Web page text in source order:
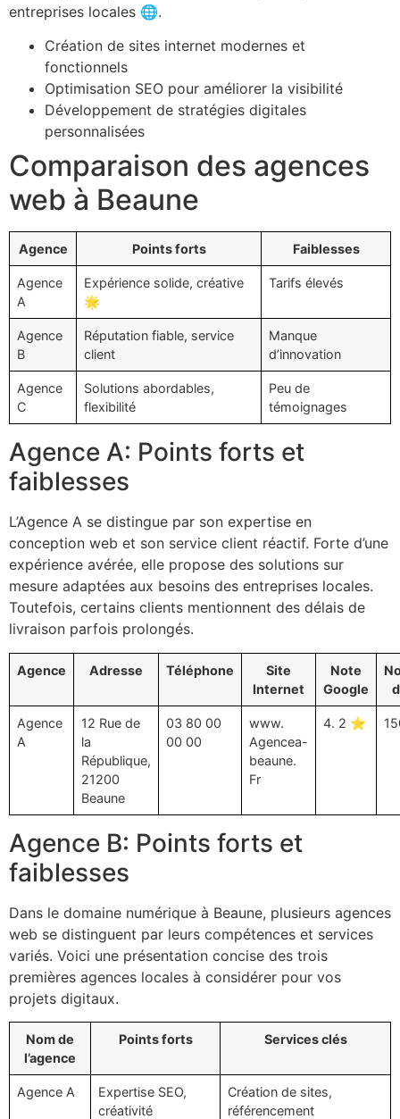
entreprises locales 🌐.
Création de sites internet modernes et
fonctionnels
Optimisation SEO pour améliorer la visibilité
Développement de stratégies digitales
personnalisées
Comparaison des agences
web à Beaune
Agence Points forts Faiblesses
Agence
A
Expérience solide, créative
🌟
Tarifs élevés
Agence
B
Réputation fiable, service
client
Manque
d’innovation
Agence
C
Solutions abordables,
flexibilité
Peu de
témoignages
Agence A: Points forts et
faiblesses
L’Agence A se distingue par son expertise en
conception web et son service client réactif. Forte d’une
expérience avérée, elle propose des solutions sur
mesure adaptées aux besoins des entreprises locales.
Toutefois, certains clients mentionnent des délais de
livraison parfois prolongés.
Agence Adresse Téléphone
Site
Internet
Note
Google
Agence
A
12 Rue de
la
République,
21200
Beaune
03 80 00
00 00
www.
Agencea-
beaune.
Fr
4. 2 ⭐
Agence B: Points forts et
faiblesses
Dans le domaine numérique à Beaune, plusieurs agences
web se distinguent par leurs compétences et services
variés. Voici une présentation concise des trois
premières agences locales à considérer pour vos
projets digitaux.
Nom de
l’agence
Points forts Services clés
Agence A
Expertise SEO,
créativité
Création de sites,
référencement